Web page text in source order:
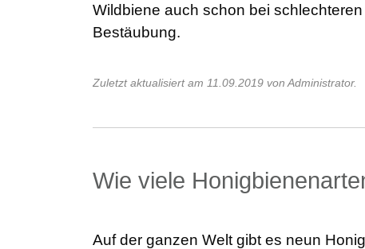
Wildbiene auch schon bei
Bestäubung.
Zuletzt aktualisiert am 11.09.2019 von Administrator.
Wie viele
Auf der ganzen Welt gibt es neun